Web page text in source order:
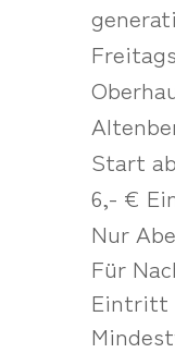
Start
6,- €
Nur
Für
Eintritt